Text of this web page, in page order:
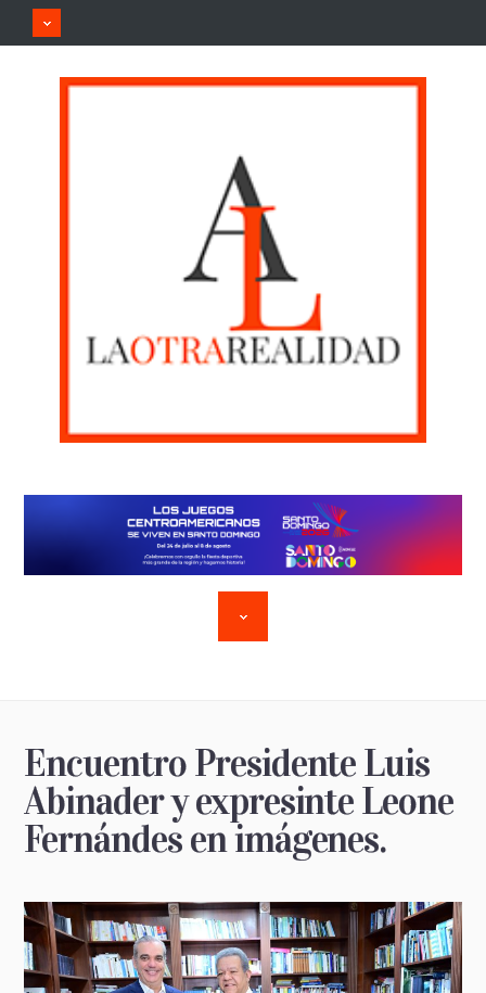
Encuentro Presidente Luis
Abinader y expresinte Leone
Fernándes en imágenes.